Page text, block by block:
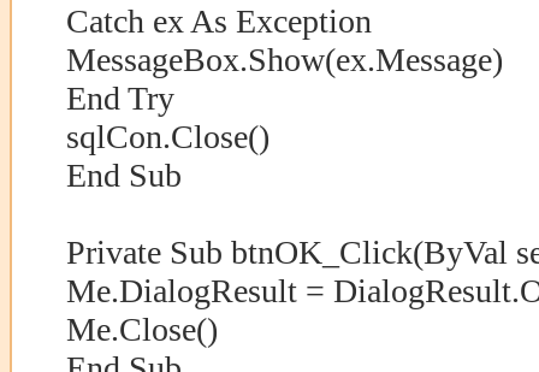
Catch ex As Exception
MessageBox.Show(ex.Message)
End Try
sqlCon.Close()
End Sub
Private Sub btnOK_Click(ByVal
Me.DialogResult =
Me.Close()